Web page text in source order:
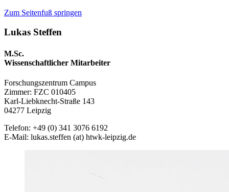
Zum Seitenfuß springen
Lukas Steffen
M.Sc.
Wissenschaftlicher Mitarbeiter
Forschungszentrum Campus
Zimmer: FZC 010405
Karl-Liebknecht-Straße 143
04277 Leipzig
Telefon: +49 (0) 341 3076 6192
E-Mail: lukas.steffen (at) htwk-leipzig.de